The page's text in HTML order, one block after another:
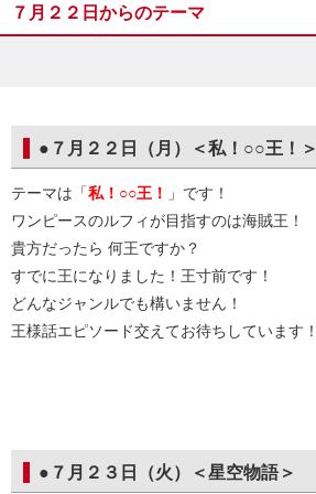
７月２２日からのテーマ
●７月２２日（月）＜私！○○王！＞
テーマは「私！○○王！
」です！
ワンピースのルフィが目指すのは海賊王！
貴方だったら 何王ですか？
すでに王になりました！王寸前です！
どんなジャンルでも構いません！
王様話エピソード交えてお待ちしています！
●７月２３日（火）＜星空物語＞